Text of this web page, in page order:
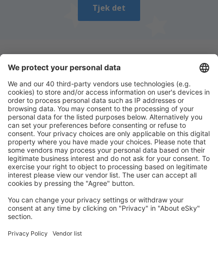
Tjek det
Download vores appog planlæg nemt dine
rejser
Planlæg din rejse
Billige flybilletter
Storbyferie